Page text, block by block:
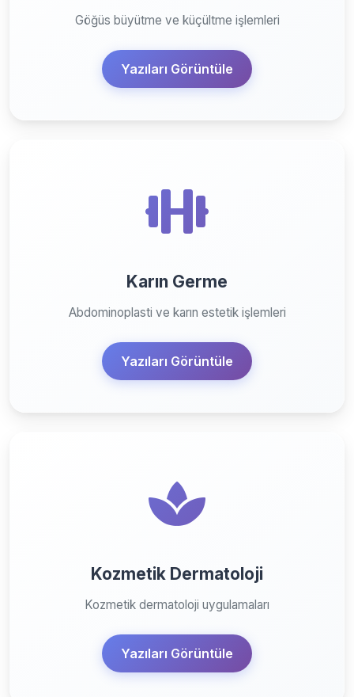
Göğüs büyütme ve küçültme işlemleri
Yazıları Görüntüle
Karın Germe
Abdominoplasti ve karın estetik işlemleri
Yazıları Görüntüle
Kozmetik Dermatoloji
Kozmetik dermatoloji uygulamaları
Yazıları Görüntüle